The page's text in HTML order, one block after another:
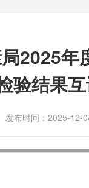
2025
验结果
发布时间：2025-12-